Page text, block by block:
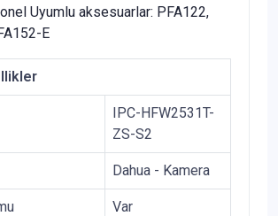
Uyumlu aksesuarlar: PFA122,
E
IPC-HFW2531T-
ZS-S2
Dahua - Kamera
Var